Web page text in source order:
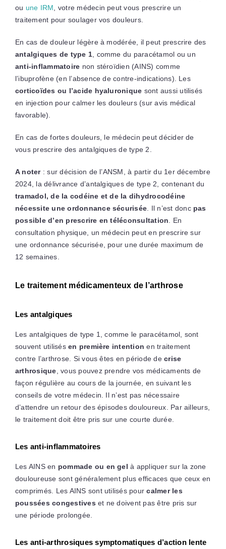
ou une IRM , votre médecin peut vous prescrire un
traitement pour soulager vos douleurs.
En cas de douleur légère à modérée, il peut prescrire des
antalgiques de type 1 , comme du paracétamol ou un
anti-inflammatoire non stéroïdien (AINS) comme
l’ibuprofène (en l’absence de contre-indications). Les
corticoïdes ou l’acide hyaluronique sont aussi utilisés
en injection pour calmer les douleurs (sur avis médical
favorable).
En cas de fortes douleurs, le médecin peut décider de
vous prescrire des antalgiques de type 2.
A noter: sur décision de l’ANSM, à partir du 1er décembre
2024, la délivrance d’antalgiques de type 2, contenant du
tramadol, de la codéine et de la dihydrocodéine
nécessite une ordonnance sécurisée . Il n’est donc pas
possible d’en prescrire en téléconsultation . En
consultation physique, un médecin peut en prescrire sur
une ordonnance sécurisée, pour une durée maximum de
12 semaines.
Le traitement médicamenteux de l’arthrose
Les antalgiques
Les antalgiques de type 1, comme le paracétamol, sont
souvent utilisésen première intention en traitement
contre l’arthrose. Si vous êtes en période decrise
arthrosique , vous pouvez prendre vos médicaments de
façon régulière au cours de la journée, en suivant les
conseils de votre médecin. Il n’est pas nécessaire
d’attendre un retour des épisodes douloureux. Par ailleurs,
le traitement doit être pris sur une courte durée.
Les anti-inflammatoires
Les AINS en pommade ou en gel à appliquer sur la zone
douloureuse sont généralement plus efficaces que ceux en
comprimés. Les AINS sont utilisés pour calmer les
poussées congestives et ne doivent pas être pris sur
une période prolongée.
Les anti-arthrosiques symptomatiques d’action lente